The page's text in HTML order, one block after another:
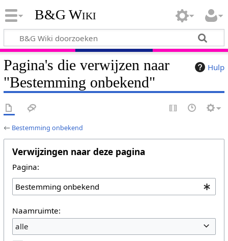
B&G Wiki
Hulp
Pagina's die verwijzen naar
"Bestemming onbekend"
← Bestemming onbekend
Verwijzingen naar deze pagina
Pagina:
Naamruimte:
alle